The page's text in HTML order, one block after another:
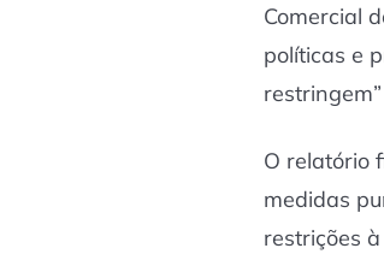
Comercial
políticas e
O relatório
medidas
restrições